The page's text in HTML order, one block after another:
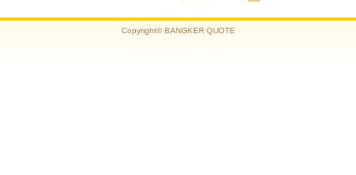
Copyright© BANGKER QUOTE